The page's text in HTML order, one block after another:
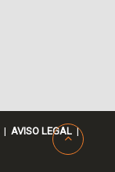
| AVISO LEGAL |